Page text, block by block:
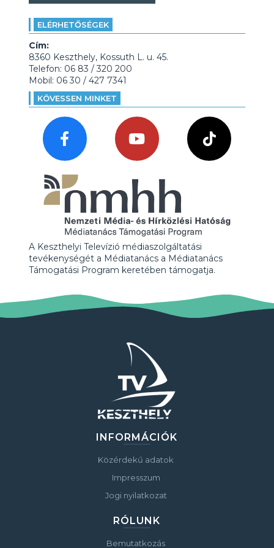
ELÉRHETŐSÉGEK
Cím:
8360 Keszthely, Kossuth L. u. 45.
Telefon: 06 83 / 320 200
Mobil: 06 30 / 427 7341
KÖVESSEN MINKET
A Keszthelyi Televízió médiaszolgáltatási
tevékenységét a Médiatanács a Médiatanács
Támogatási Program keretében támogatja.
INFORMÁCIÓK
Közérdekű adatok
Impresszum
Jogi nyilatkozat
RÓLUNK
Bemutatkozás